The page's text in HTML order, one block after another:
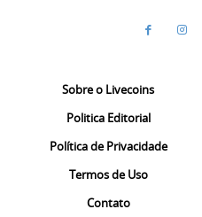
Sobre o Livecoins
Politica Editorial
Política de Privacidade
Termos de Uso
Contato